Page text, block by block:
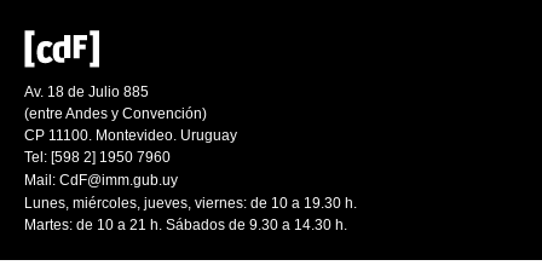
Av. 18 de Julio 885
(entre Andes y Convención)
CP 11100. Montevideo. Uruguay
Tel: [598 2] 1950 7960
Mail: CdF@imm.gub.uy
Lunes, miércoles, jueves, viernes: de 10 a 19.30 h.
Martes: de 10 a 21 h. Sábados de 9.30 a 14.30 h.